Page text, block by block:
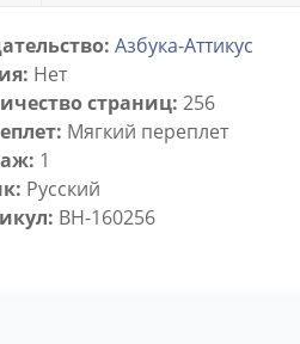
Азбука-Аттикус
Нет
страниц: 256
Мягкий переплет
1
Русский
BH-160256